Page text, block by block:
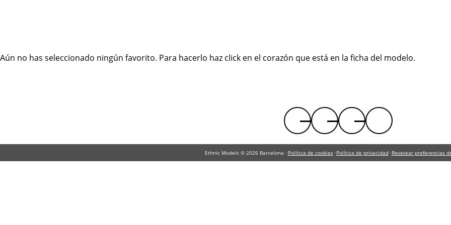
Aún no has seleccionado ningún favorito. Para hacerlo haz click en el corazón que está en la ficha del modelo.
RRSS
FacebookInstagramTwitter Youtube
Ethnic Models © 2026 Barcelona Política de cookies Política de privacidad Resetear preferencias